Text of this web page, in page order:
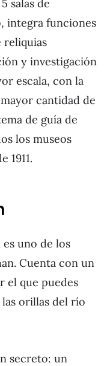
salas de
integra funciones
reliquias
y investigación
escala, con la
cantidad de
de guía de
los museos
1911.
es uno de los
Cuenta con un
el que puedes
orillas del río
secreto: un